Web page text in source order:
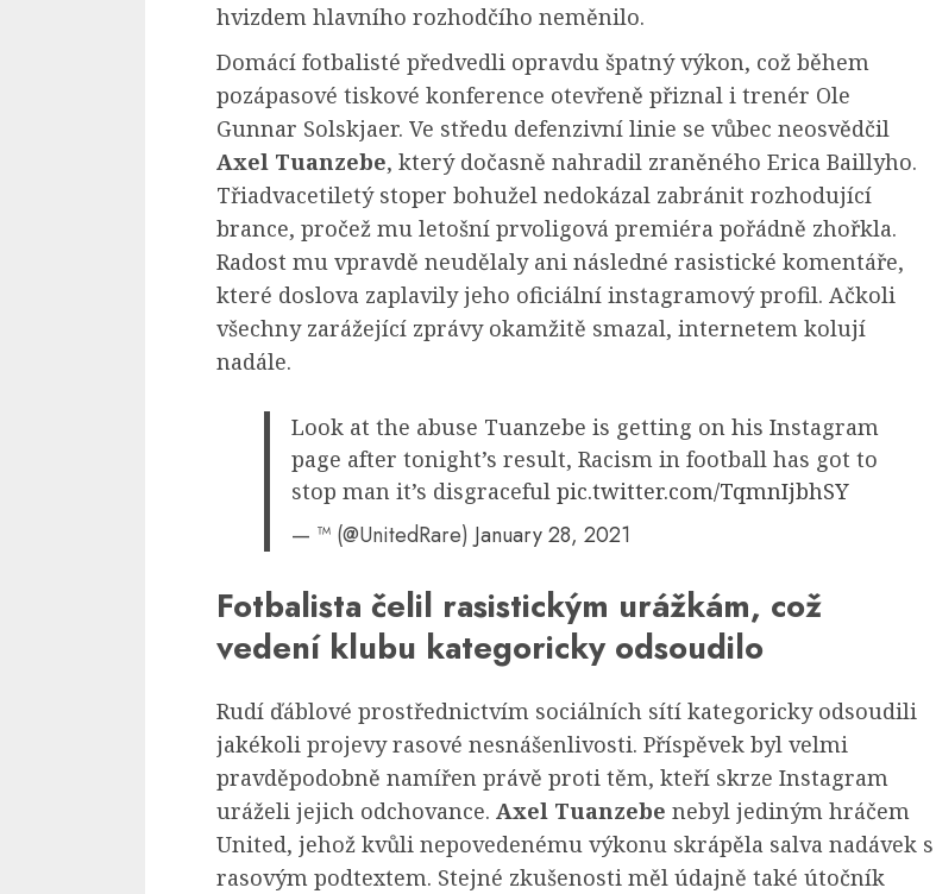
hvizdem hlavního rozhodčího neměnilo.
Domácí fotbalisté předvedli opravdu špatný výkon, což během
pozápasové tiskové konference otevřeně přiznal i trenér Ole
Gunnar Solskjaer. Ve středu defenzivní linie se vůbec neosvědčil
Axel Tuanzebe, který dočasně nahradil zraněného Erica Baillyho.
Třiadvacetiletý stoper bohužel nedokázal zabránit rozhodující
brance, pročež mu letošní prvoligová premiéra pořádně zhořkla.
Radost mu vpravdě neudělaly ani následné rasistické komentáře,
které doslova zaplavily jeho oficiální instagramový profil. Ačkoli
všechny zarážející zprávy okamžitě smazal, internetem kolují
nadále.
Look at the abuse Tuanzebe is getting on his Instagram
page after tonight’s result, Racism in football has got to
stop man it’s disgraceful pic.twitter.com/TqmnIjbhSY
— ™️ (@UnitedRare) January 28, 2021
Fotbalista čelil rasistickým urážkám, což
vedení klubu kategoricky odsoudilo
Rudí ďáblové prostřednictvím sociálních sítí kategoricky odsoudili
jakékoli projevy rasové nesnášenlivosti. Příspěvek byl velmi
pravděpodobně namířen právě proti těm, kteří skrze Instagram
uráželi jejich odchovance. Axel Tuanzebe nebyl jediným hráčem
United, jehož kvůli nepovedenému výkonu skrápěla salva nadávek s
rasovým podtextem. Stejné zkušenosti měl údajně také útočník